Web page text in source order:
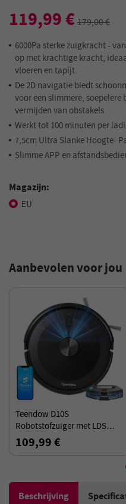
119,99 €179,00 €
6000Pa sterke zuigkracht -
op met krachtige kracht,
vloeren en tapijt.
De 2D navigatie biedt
voor een slimmere,
vermijden van obstakels.
Werkt tot 100 minuten per
7,5cm Ultra Slanke Hoogte-
Slimme APP en
Magazijn:
EU
Aanbevolen voor jou
Teendow D10S
Robotstofzuiger met LDS
Slimme Navigatie, 5000Pa
Krachtige Zuigkracht,
109,99 €
Beschrijving